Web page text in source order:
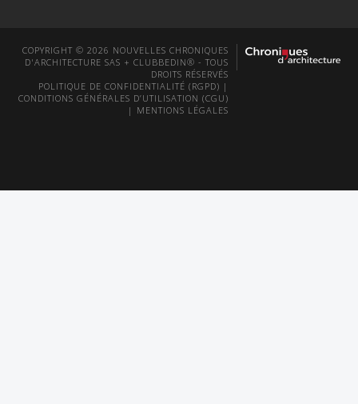
COPYRIGHT © 2026 NOUVELLES CHRONIQUES
D'ARCHITECTURE SAS + CLUBBEDIN® - TOUS
DROITS RÉSERVÉS
POLITIQUE DE CONFIDENTIALITÉ (RGPD) |
CONDITIONS GÉNÉRALES D’UTILISATION (CGU)
| MENTIONS LÉGALES